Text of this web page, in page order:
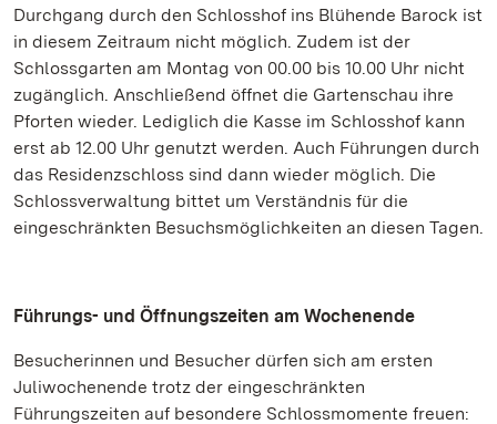
Durchgang durch den Schlosshof ins Blühende Barock ist
in diesem Zeitraum nicht möglich. Zudem ist der
Schlossgarten am Montag von 00.00 bis 10.00 Uhr nicht
zugänglich. Anschließend öffnet die Gartenschau ihre
Pforten wieder. Lediglich die Kasse im Schlosshof kann
erst ab 12.00 Uhr genutzt werden. Auch Führungen durch
das Residenzschloss sind dann wieder möglich. Die
Schlossverwaltung bittet um Verständnis für die
eingeschränkten Besuchsmöglichkeiten an diesen Tagen.
Führungs- und Öffnungszeiten am Wochenende
Besucherinnen und Besucher dürfen sich am ersten
Juliwochenende trotz der eingeschränkten
Führungszeiten auf besondere Schlossmomente freuen: